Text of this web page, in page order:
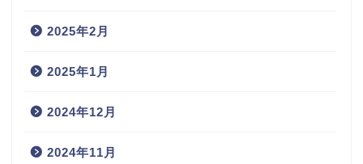
2025年2月
2025年1月
2024年12月
2024年11月